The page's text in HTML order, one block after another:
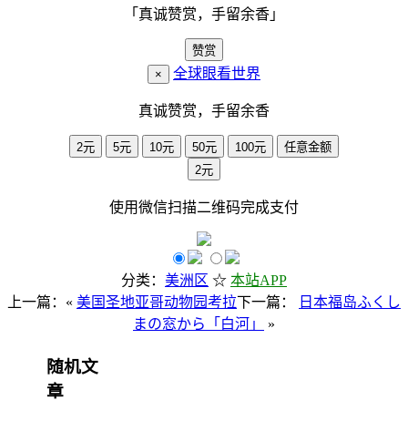
「真诚赞赏，手留余香」
赞赏
×
全球眼看世界
真诚赞赏，手留余香
2元 5元 10元 50元 100元
任意金额
2元
使用微信扫描二维码完成支付
分类： 美洲区 ☆ 本站APP
上一篇：« 美国圣地亚哥动物园考拉下一篇：
日本福岛ふくし
まの窓から「白河」
»
随机文
章